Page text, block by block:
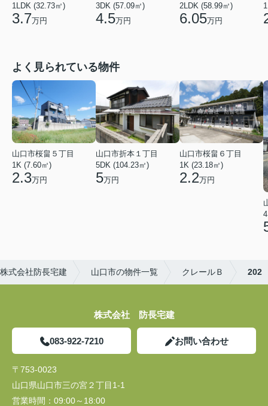
1LDK (32.73㎡)
3.7万円
3DK (57.09㎡)
4.5万円
2LDK (58.99㎡)
6.05万円
よく見られている物件
山口市桜畠５丁目
1K (7.60㎡)
2.3万円
山口市折本１丁目
5DK (104.23㎡)
5万円
山口市桜畠６丁目
1K (23.18㎡)
2.2万円
式会社防長宅建 山口市の物件一覧 クレールＢ 202
株式会社 防長宅建
083-922-7210 お問い合わせ
〒753-0023
山口県山口市三の宮２丁目1-1
営業時間： 09:00～18:00